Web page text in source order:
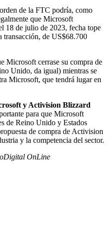
de la FTC podría, como
que Microsoft
18 de julio de 2023, fecha tope
transacción, de US$68.700
Microsoft cerrase su compra de
Unido, da igual) mientras se
Microsoft, que tendrá lugar en
y Activision Blizzard
para que Microsoft
de Reino Unido y Estados
de compra de Activision
y la competencia del sector.
OnLine